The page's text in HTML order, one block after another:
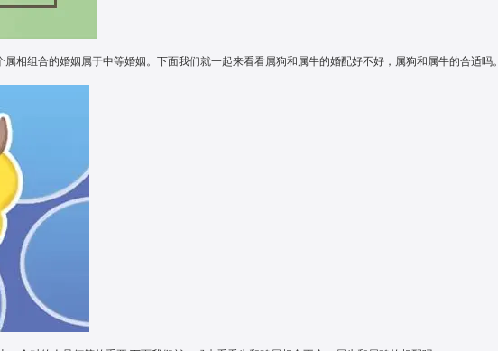
相组合的婚姻属于中等婚姻。下面我们就一起来看看属狗和属牛的婚配好不好，属狗和属牛的合适吗。